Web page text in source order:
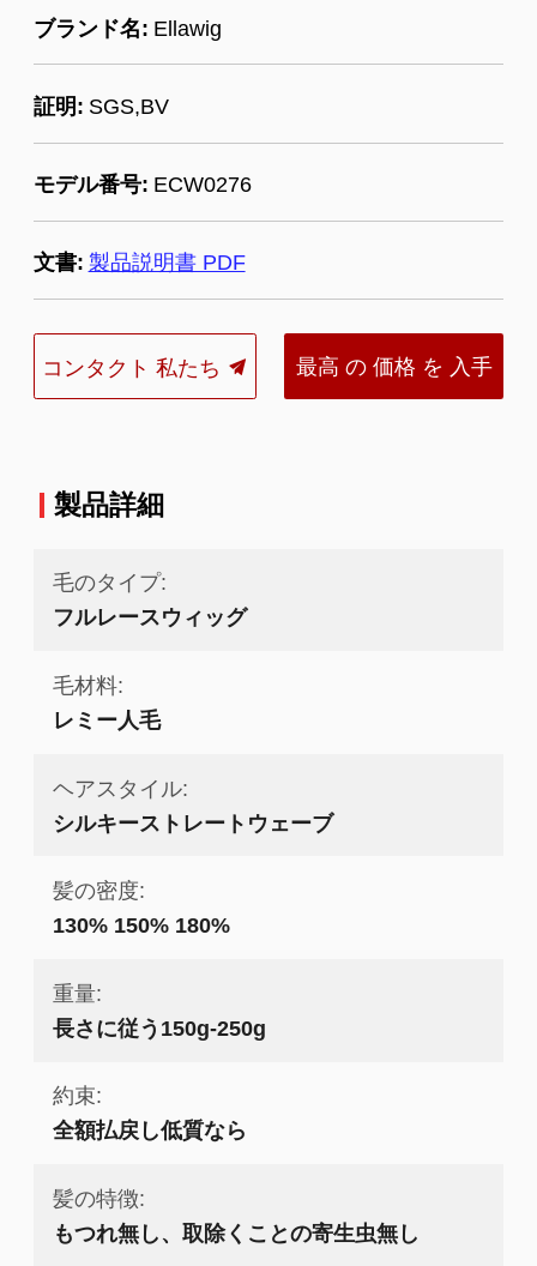
ブランド名: Ellawig
証明: SGS,BV
モデル番号: ECW0276
文書: 製品説明書 PDF
コンタクト 私たち 最高 の 価格 を 入手
製品詳細
毛のタイプ:
フルレースウィッグ
毛材料:
レミー人毛
ヘアスタイル:
シルキーストレートウェーブ
髪の密度:
130% 150% 180%
重量:
長さに従う150g-250g
約束:
全額払戻し低質なら
髪の特徴:
もつれ無し、取除くことの寄生虫無し